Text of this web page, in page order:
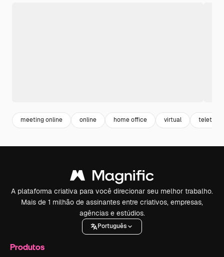
meeting online online home office virtual
A plataforma criativa para você direcionar seu melhor trabalho.
Mais de 1 milhão de assinantes entre criativos, empresas,
agências e estúdios.
Português
Produtos